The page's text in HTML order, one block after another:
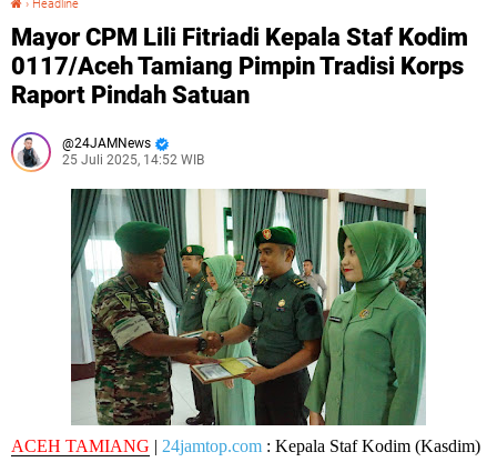
› Headline
Mayor CPM Lili Fitriadi Kepala Staf Kodim
0117/Aceh Tamiang Pimpin Tradisi Korps
Raport Pindah Satuan
24JAMNews
25 Juli 2025, 14:52 WIB
ACEH TAMIANG | 24jamtop.com : Kepala Staf Kodim (Kasdim)